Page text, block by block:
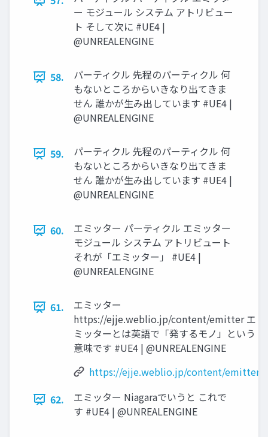
ー モジュール システム アトリビュー
ト そして次に #UE4 |
@UNREALENGINE
58.
パーティクル 先程のパーティクル 何
もないところからいきなり出てきま
せん 誰かが生み出しています #UE4 |
@UNREALENGINE
59.
パーティクル 先程のパーティクル 何
もないところからいきなり出てきま
せん 誰かが生み出しています #UE4 |
@UNREALENGINE
60.
エミッター パーティクル エミッター
モジュール システム アトリビュート
それが「エミッター」 #UE4 |
@UNREALENGINE
61.
エミッター
https://ejje.weblio.jp/content/emitter エ
ミッターとは英語で「発するモノ」という
意味です #UE4 | @UNREALENGINE
https://ejje.weblio.jp/content/emitter
62.
エミッター Niagaraでいうと これで
す #UE4 | @UNREALENGINE